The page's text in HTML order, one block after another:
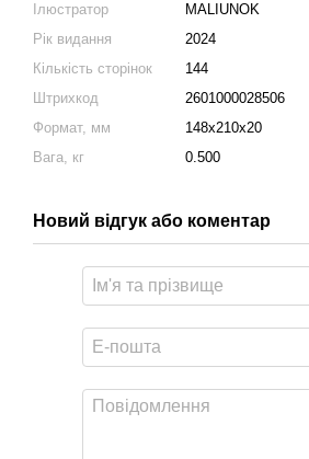
Ілюстратор
MALIUNOK
Рік видання
2024
Кількість сторінок
144
Штрихкод
2601000028506
Формат, мм
148x210x20
Вага, кг
0.500
Новий відгук або коментар